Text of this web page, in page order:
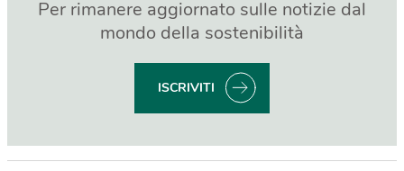
Per rimanere aggiornato sulle notizie dal
mondo della sostenibilità
ISCRIVITI